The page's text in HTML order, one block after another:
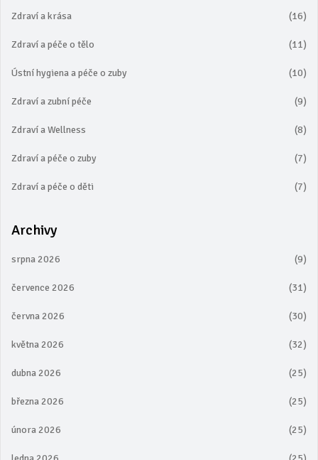
Zdraví a krása (16)
Zdraví a péče o tělo (11)
Ústní hygiena a péče o zuby (10)
Zdraví a zubní péče (9)
Zdraví a Wellness (8)
Zdraví a péče o zuby (7)
Zdraví a péče o děti (7)
Archivy
srpna 2026 (9)
července 2026 (31)
června 2026 (30)
května 2026 (32)
dubna 2026 (25)
března 2026 (25)
února 2026 (25)